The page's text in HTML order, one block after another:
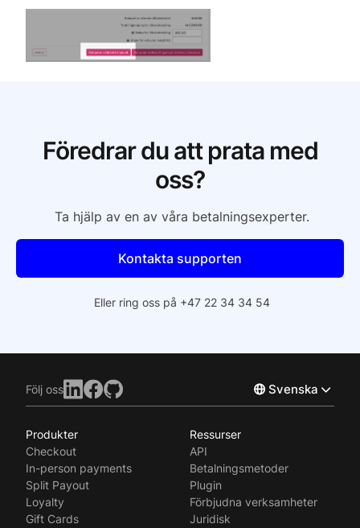
Föredrar du att prata med
oss?
Ta hjälp av en av våra betalningsexperter.
Kontakta supporten
Eller ring oss på +47 22 34 34 54
Följ oss Svenska
English
Produkter
Checkout
In-person payments
Split Payout
Loyalty
Gift Cards
Ressurser
API
Betalningsmetoder
Plugin
Förbjudna verksamheter
Juridisk